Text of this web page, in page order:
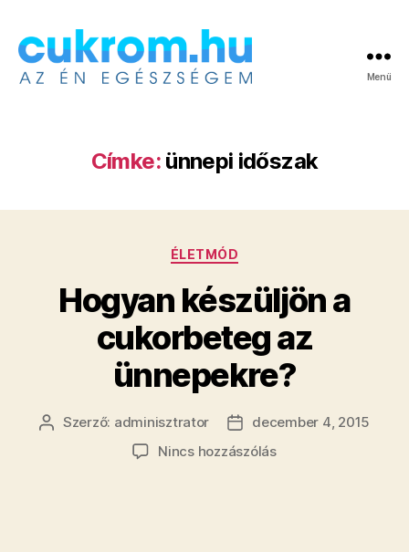
Menü
Címke: ünnepi időszak
Kategóriák
ÉLETMÓD
Hogyan készüljön a
cukorbeteg az
ünnepekre?
Bejegyzés
Szerző: adminisztrator
Bejegyzés
dátuma
december 4, 2015
Nincs hozzászólása(z)